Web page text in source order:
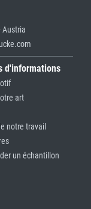
Austria
d'informations
art
notre travail
un échantillon